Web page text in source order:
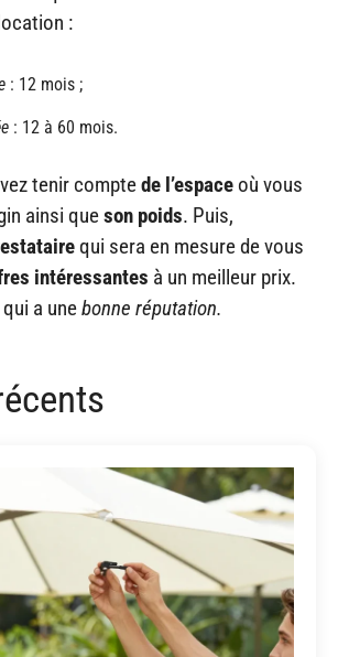
:
: 12 mois ;
: 12 à 60 mois.
tenir comptede l’espace où vous
ainsi queson poids. Puis,
qui sera en mesure de vous
intéressantes à un meilleur prix.
a unebonne réputation.